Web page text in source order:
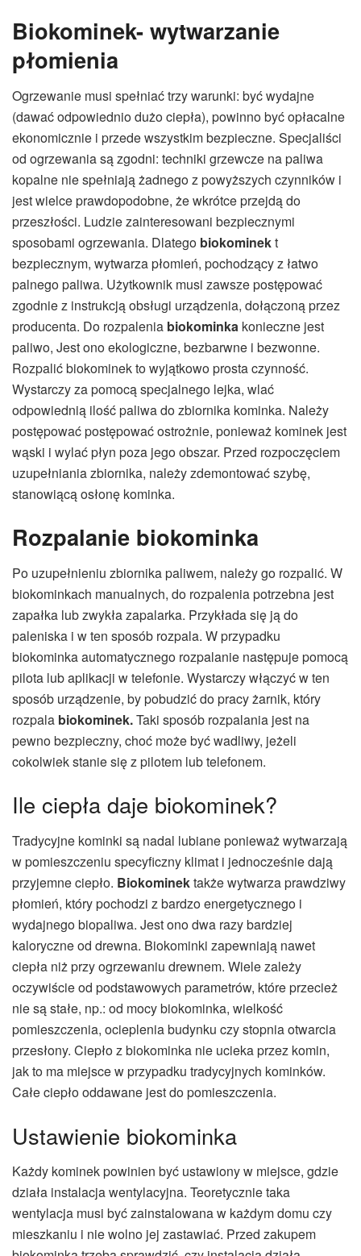
Biokominek- wytwarzanie
płomienia
Ogrzewanie musi spełniać trzy warunki: być wydajne
(dawać odpowiednio dużo ciepła), powinno być opłacalne
ekonomicznie i przede wszystkim bezpieczne. Specjaliści
od ogrzewania są zgodni: techniki grzewcze na paliwa
kopalne nie spełniają żadnego z powyższych czynników i
jest wielce prawdopodobne, że wkrótce przejdą do
przeszłości. Ludzie zainteresowani bezpiecznymi
sposobami ogrzewania. Dlatego biokominekt
bezpiecznym, wytwarza płomień, pochodzący z łatwo
palnego paliwa. Użytkownik musi zawsze postępować
zgodnie z instrukcją obsługi urządzenia, dołączoną przez
producenta. Do rozpalenia biokominka konieczne jest
paliwo, Jest ono ekologiczne, bezbarwne i bezwonne.
Rozpalić biokominek to wyjątkowo prosta czynność.
Wystarczy za pomocą specjalnego lejka, wlać
odpowiednią ilość paliwa do zbiornika kominka. Należy
postępować postępować ostrożnie, ponieważ kominek jest
wąski i wylać płyn poza jego obszar. Przed rozpoczęciem
uzupełniania zbiornika, należy zdemontować szybę,
stanowiącą osłonę kominka.
Rozpalanie biokominka
Po uzupełnieniu zbiornika paliwem, należy go rozpalić. W
biokominkach manualnych, do rozpalenia potrzebna jest
zapałka lub zwykła zapalarka. Przykłada się ją do
paleniska i w ten sposób rozpala. W przypadku
biokominka automatycznego rozpalanie następuje pomocą
pilota lub aplikacji w telefonie. Wystarczy włączyć w ten
sposób urządzenie, by pobudzić do pracy żarnik, który
rozpala biokominek.Taki sposób rozpalania jest na
pewno bezpieczny, choć może być wadliwy, jeżeli
cokolwiek stanie się z pilotem lub telefonem.
Ile ciepła daje biokominek?
Tradycyjne kominki są nadal lubiane ponieważ wytwarzają
w pomieszczeniu specyficzny klimat i jednocześnie dają
przyjemne ciepło. Biokominektakże wytwarza prawdziwy
płomień, który pochodzi z bardzo energetycznego i
wydajnego biopaliwa. Jest ono dwa razy bardziej
kaloryczne od drewna. Biokominki zapewniają nawet
ciepła niż przy ogrzewaniu drewnem. Wiele zależy
oczywiście od podstawowych parametrów, które przecież
nie są stałe, np.: od mocy biokominka, wielkość
pomieszczenia, ocieplenia budynku czy stopnia otwarcia
przesłony. Ciepło z biokominka nie ucieka przez komin,
jak to ma miejsce w przypadku tradycyjnych kominków.
Całe ciepło oddawane jest do pomieszczenia.
Ustawienie biokominka
Każdy kominek powinien być ustawiony w miejsce, gdzie
działa instalacja wentylacyjna. Teoretycznie taka
wentylacja musi być zainstalowana w każdym domu czy
mieszkaniu i nie wolno jej zastawiać. Przed zakupem